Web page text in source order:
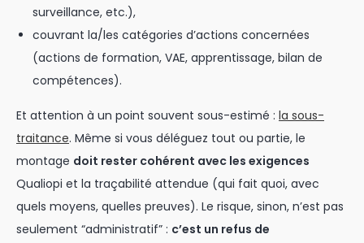
surveillance, etc.),
couvrant la/les catégories d’actions concernées
(actions de formation, VAE, apprentissage, bilan de
compétences).
Et attention à un point souvent sous-estimé : la sous-
traitance. Même si vous déléguez tout ou partie, le
montage doit rester cohérent avec les exigences
Qualiopi et la traçabilité attendue (qui fait quoi, avec
quels moyens, quelles preuves). Le risque, sinon, n’est pas
seulement “administratif” : c’est un refus de